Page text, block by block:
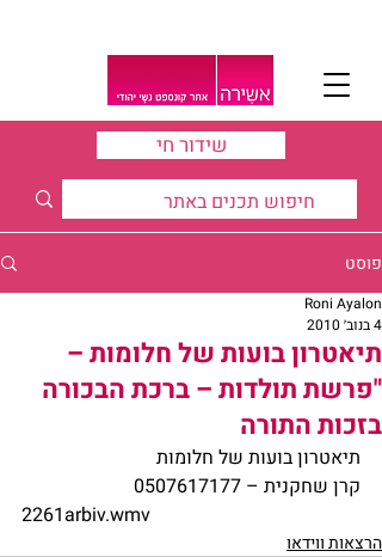
שידור חי
פוסט
תיאטרון בועות של חלומות –
"פרשת תולדות – ברכת הבכורה
בזכות התורה
Roni Ayalon
4 בנוב׳ 2010
תיאטרון בועות של חלומות
קרן שחקנית – 0507617177
2261arbiv.wmv
הרצאות ווידאו